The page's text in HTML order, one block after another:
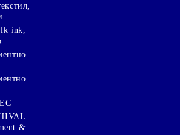
ink,
&